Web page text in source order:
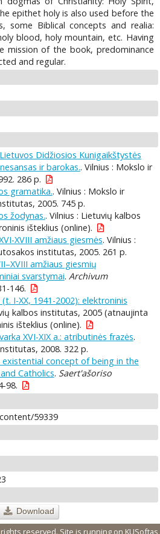
epithet holy is also used before the
some Biblical concepts and realia:
blood, holy mountain, etc. Having
mission of the book, predominance
and regular.
Didžiosios Kunigaikštystės
ir barokas.. Vilnius : Mokslo ir
286 p.
gramatika.. Vilnius : Mokslo ir
2005. 745 p.
žodynas.. Vilnius : Lietuvių kalbos
išteklius (online).
XVIII amžiaus giesmės. Vilnius :
institutas, 2005. 261 p.
amžiaus giesmių
svarstymai. Archivum
146.
I-XX, 1941-2002): elektroninis
kalbos institutas, 2005 (atnaujinta
išteklius (online).
XVI-XIX a.: atributinės frazės.
2008. 322 p.
concept of being in the
Catholics. Saert'ašoriso
98.
59339
Download
reserved. Site is running on KUSoftas